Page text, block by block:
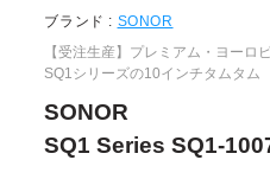
ブランド : SONOR
【受注生産】プレミアム・ヨーロ
SQ1シリーズの10インチタムタム
SONOR
SQ1 Series SQ1-